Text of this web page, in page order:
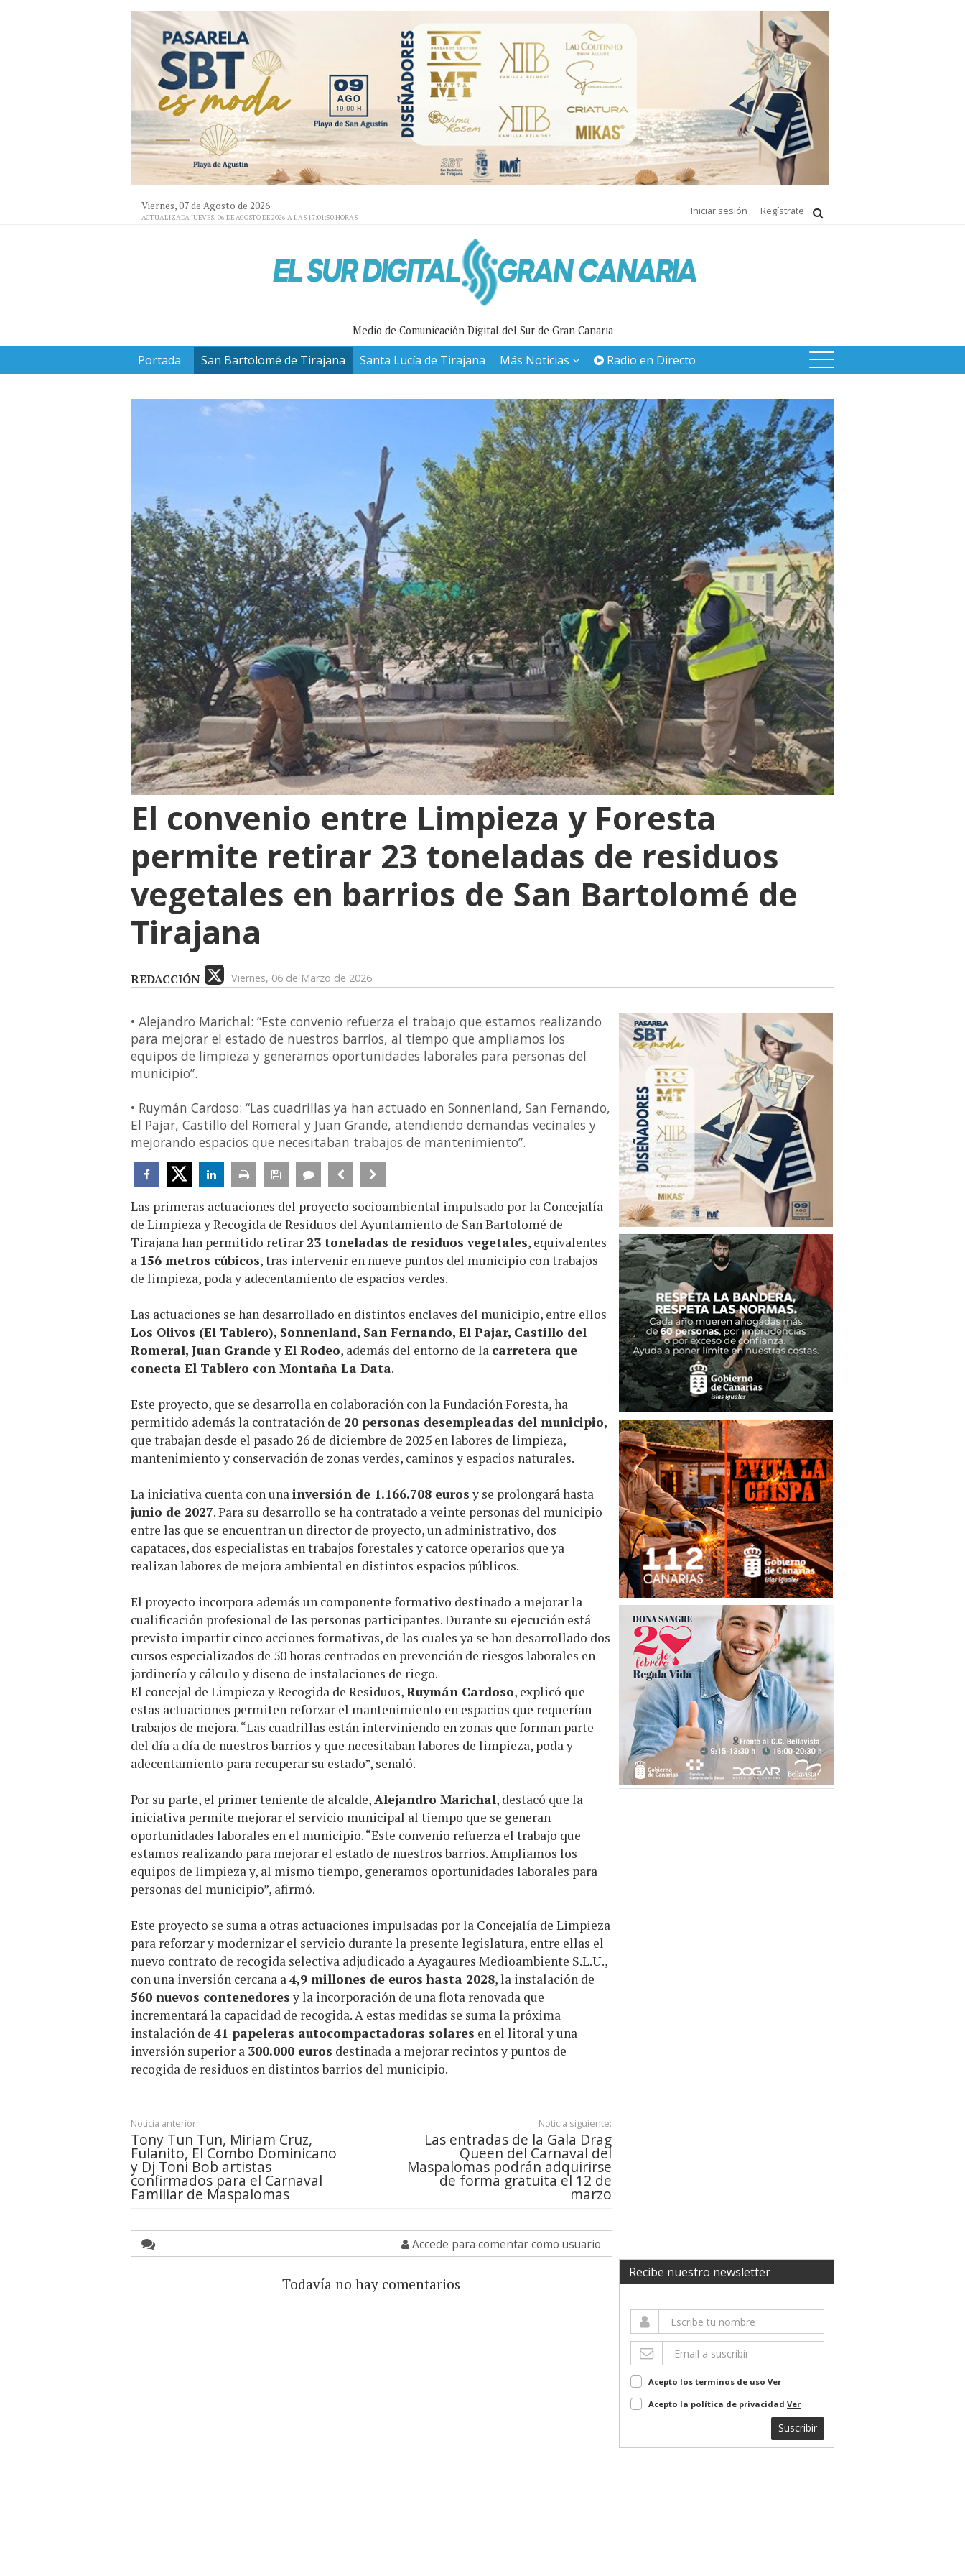
Viernes, 07 de Agosto de 2026
ACTUALIZADA JUEVES, 06 DE AGOSTO DE 2026 A LAS 17:01:50 HORAS
Iniciar sesión Regístrate
Medio de Comunicación Digital del Sur de Gran Canaria
Portada San Bartolomé de Tirajana Santa Lucía de Tirajana Más Noticias Radio en Directo
El convenio entre Limpieza y Foresta
permite retirar 23 toneladas de residuos
vegetales en barrios de San Bartolomé de
Tirajana
REDACCIÓN Viernes, 06 de Marzo de 2026
• Alejandro Marichal: “Este convenio refuerza el trabajo que estamos realizando
para mejorar el estado de nuestros barrios, al tiempo que ampliamos los
equipos de limpieza y generamos oportunidades laborales para personas del
municipio”.
• Ruymán Cardoso: “Las cuadrillas ya han actuado en Sonnenland, San Fernando,
El Pajar, Castillo del Romeral y Juan Grande, atendiendo demandas vecinales y
mejorando espacios que necesitaban trabajos de mantenimiento”.
Las primeras actuaciones del proyecto socioambiental impulsado por la Concejalía
de Limpieza y Recogida de Residuos del Ayuntamiento de San Bartolomé de
Tirajana han permitido retirar 23 toneladas de residuos vegetales, equivalentes
a 156 metros cúbicos, tras intervenir en nueve puntos del municipio con trabajos
de limpieza, poda y adecentamiento de espacios verdes.
Las actuaciones se han desarrollado en distintos enclaves del municipio, entre ellos
Los Olivos (El Tablero), Sonnenland, San Fernando, El Pajar, Castillo del
Romeral, Juan Grande y El Rodeo, además del entorno de la carretera que
conecta El Tablero con Montaña La Data.
Este proyecto, que se desarrolla en colaboración con la Fundación Foresta, ha
permitido además la contratación de 20 personas desempleadas del municipio,
que trabajan desde el pasado 26 de diciembre de 2025 en labores de limpieza,
mantenimiento y conservación de zonas verdes, caminos y espacios naturales.
La iniciativa cuenta con unainversión de 1.166.708 euros y se prolongará hasta
junio de 2027. Para su desarrollo se ha contratado a veinte personas del municipio
entre las que se encuentran un director de proyecto, un administrativo, dos
capataces, dos especialistas en trabajos forestales y catorce operarios que ya
realizan labores de mejora ambiental en distintos espacios públicos.
El proyecto incorpora además un componente formativo destinado a mejorar la
cualificación profesional de las personas participantes. Durante su ejecución está
previsto impartir cinco acciones formativas, de las cuales ya se han desarrollado dos
cursos especializados de 50 horas centrados en prevención de riesgos laborales en
jardinería y cálculo y diseño de instalaciones de riego.
El concejal de Limpieza y Recogida de Residuos,Ruymán Cardoso, explicó que
estas actuaciones permiten reforzar el mantenimiento en espacios que requerían
trabajos de mejora. “Las cuadrillas están interviniendo en zonas que forman parte
del día a día de nuestros barrios y que necesitaban labores de limpieza, poda y
adecentamiento para recuperar su estado”, señaló.
Por su parte, el primer teniente de alcalde,Alejandro Marichal, destacó que la
iniciativa permite mejorar el servicio municipal al tiempo que se generan
oportunidades laborales en el municipio. “Este convenio refuerza el trabajo que
estamos realizando para mejorar el estado de nuestros barrios. Ampliamos los
equipos de limpieza y, al mismo tiempo, generamos oportunidades laborales para
personas del municipio”, afirmó.
Este proyecto se suma a otras actuaciones impulsadas por la Concejalía de Limpieza
para reforzar y modernizar el servicio durante la presente legislatura, entre ellas el
nuevo contrato de recogida selectiva adjudicado a Ayagaures Medioambiente S.L.U.,
con una inversión cercana a4,9 millones de euros hasta 2028, la instalación de
560 nuevos contenedores y la incorporación de una flota renovada que
incrementará la capacidad de recogida. A estas medidas se suma la próxima
instalación de 41 papeleras autocompactadoras solares en el litoral y una
inversión superior a 300.000 euros destinada a mejorar recintos y puntos de
recogida de residuos en distintos barrios del municipio.
Noticia anterior:
Tony Tun Tun, Miriam Cruz,
Fulanito, El Combo Dominicano
y Dj Toni Bob artistas
confirmados para el Carnaval
Familiar de Maspalomas
Noticia siguiente:
Las entradas de la Gala Drag
Queen del Carnaval del
Maspalomas podrán adquirirse
de forma gratuita el 12 de
marzo
Accede para comentar como usuario
Todavía no hay comentarios
Recibe nuestro newsletter
Acepto los terminos de uso Ver
Acepto la política de privacidad Ver
Suscribir